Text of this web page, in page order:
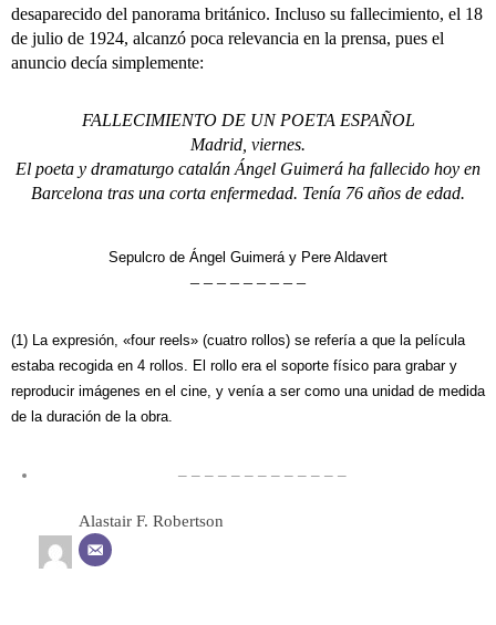
desaparecido del panorama británico. Incluso su fallecimiento, el 18
de julio de 1924, alcanzó poca relevancia en la prensa, pues el
anuncio decía simplemente:
FALLECIMIENTO DE UN POETA ESPAÑOL
Madrid, viernes.
El poeta y dramaturgo catalán Ángel Guimerá ha fallecido hoy en
Barcelona tras una corta enfermedad. Tenía 76 años de edad.
Sepulcro de Ángel Guimerá y Pere Aldavert
– – – – – – – – –
(1) La expresión, «four reels» (cuatro rollos) se refería a que la película
estaba recogida en 4 rollos. El rollo era el soporte físico para grabar y
reproducir imágenes en el cine, y venía a ser como una unidad de medida
de la duración de la obra.
– – – – – – – – – – – – –
Alastair F. Robertson